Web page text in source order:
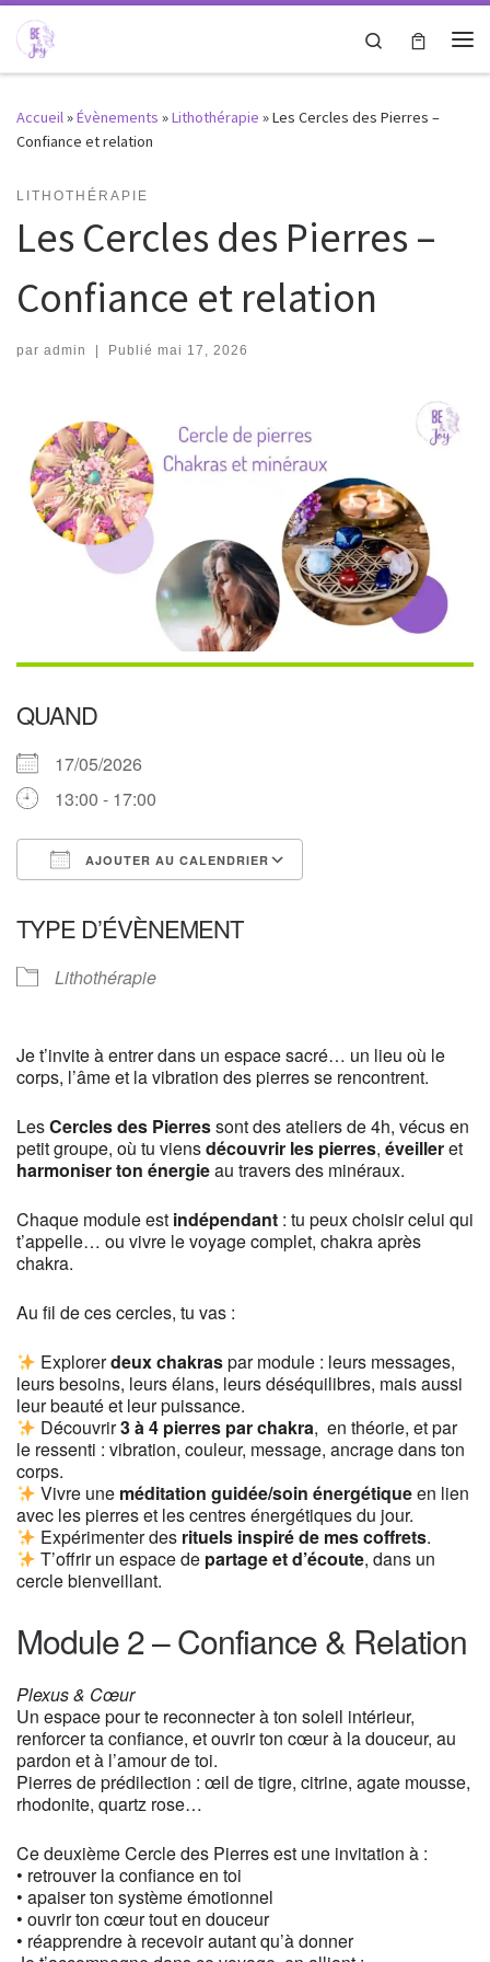
Passer au contenu
Search
Accueil»Évènements »Lithothérapie »Les Cercles des Pierres –
Confiance et relation
LITHOTHÉRAPIE
Les Cercles des Pierres –
Confiance et relation
par admin | Publié mai 17, 2026
QUAND
17/05/2026
13:00 - 17:00
AJOUTER AU CALENDRIER
TYPE D’ÉVÈNEMENT
Lithothérapie
Je t’invite à entrer dans un espace sacré… un lieu où le
corps, l’âme et la vibration des pierres se rencontrent.
LesCercles des Pierressont des ateliers de 4h, vécus en
petit groupe, où tu viensdécouvrir les pierres, éveilleret
harmoniser ton énergieau travers des minéraux.
Chaque module est indépendant : tu peux choisir celui qui
t’appelle… ou vivre le voyage complet, chakra après
chakra.
Au fil de ces cercles, tu vas :
Explorerdeux chakraspar module : leurs messages,
leurs besoins, leurs élans, leurs déséquilibres, mais aussi
leur beauté et leur puissance.
Découvrir3 à 4 pierres par chakra, en théorie, et par
le ressenti : vibration, couleur, message, ancrage dans ton
corps.
Vivre une méditation guidée/soin énergétiqueen lien
avec les pierres et les centres énergétiques du jour.
Expérimenter des rituels inspiré de mes coffrets.
T’offrir un espace de partage et d’écoute, dans un
cercle bienveillant.
Module 2 – Confiance & Relation
Plexus & Cœur
Un espace pour te reconnecter à ton soleil intérieur,
renforcer ta confiance, et ouvrir ton cœur à la douceur, au
pardon et à l’amour de toi.
Pierres de prédilection : œil de tigre, citrine, agate mousse,
rhodonite, quartz rose…
Ce deuxième Cercle des Pierres est une invitation à :
• retrouver la confiance en toi
• apaiser ton système émotionnel
• ouvrir ton cœur tout en douceur
• réapprendre à recevoir autant qu’à donner